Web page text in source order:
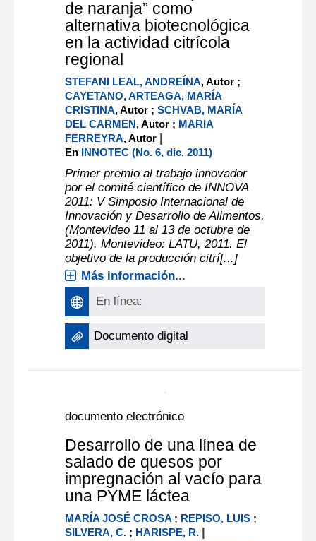
Article : documento electrónico
Desarrollo de “espumante
de naranja” como
alternativa biotecnológica
en la actividad citrícola
regional
STEFANI LEAL, ANDREÍNA, Autor ;
CAYETANO, ARTEAGA, MARÍA
CRISTINA, Autor ; SCHVAB, MARÍA
DEL CARMEN, Autor ;MARIA
FERREYRA, Autor |
EnINNOTEC (No. 6, dic. 2011)
Primer premio al trabajo innovador
por el comité científico de INNOVA
2011: V Simposio Internacional de
Innovación y Desarrollo de Alimentos,
(Montevideo 11 al 13 de octubre de
2011). Montevideo: LATU, 2011. El
objetivo de la producción citrí[...]
Más información...
documento electrónico